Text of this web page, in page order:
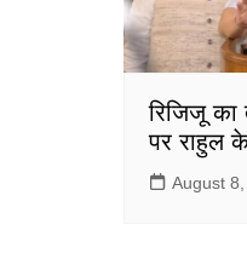
रिजिजू का
पर राहुल
August